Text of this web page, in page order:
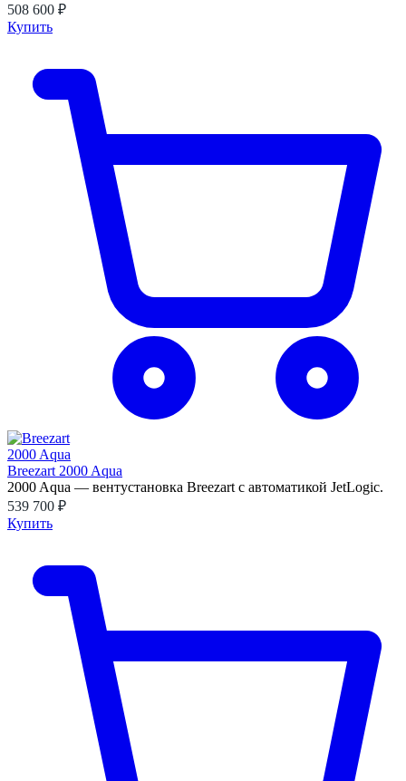
508 600 ₽
Купить
Breezart 2000 Aqua
2000 Aqua — вентустановка Breezart с автоматикой JetLogic.
539 700 ₽
Купить